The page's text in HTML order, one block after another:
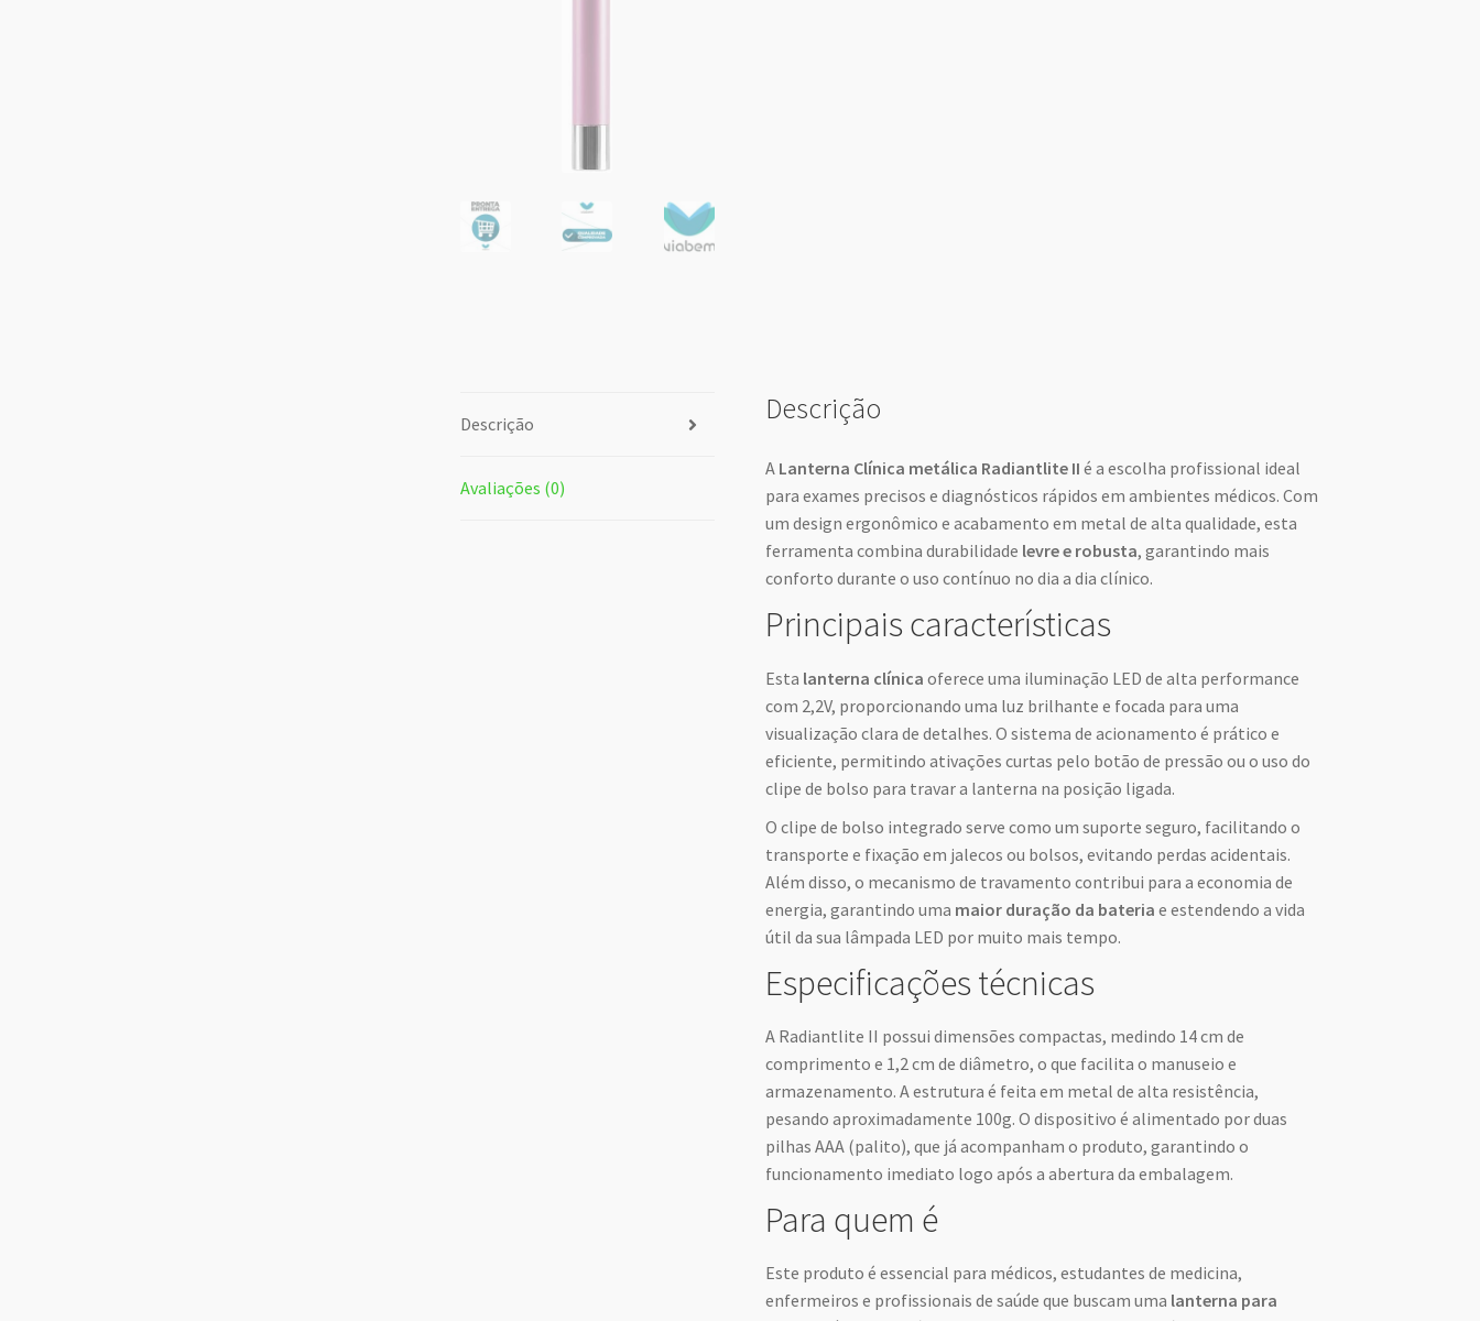
Descrição
Avaliações (0)
Descrição
A Lanterna Clínica metálica Radiantlite II é a escolha profissional ideal
para exames precisos e diagnósticos rápidos em ambientes médicos. Com
um design ergonômico e acabamento em metal de alta qualidade, esta
ferramenta combina durabilidade levre e robusta, garantindo mais
conforto durante o uso contínuo no dia a dia clínico.
Principais características
Esta lanterna clínicaoferece uma iluminação LED de alta performance
com 2,2V, proporcionando uma luz brilhante e focada para uma
visualização clara de detalhes. O sistema de acionamento é prático e
eficiente, permitindo ativações curtas pelo botão de pressão ou o uso do
clipe de bolso para travar a lanterna na posição ligada.
O clipe de bolso integrado serve como um suporte seguro, facilitando o
transporte e fixação em jalecos ou bolsos, evitando perdas acidentais.
Além disso, o mecanismo de travamento contribui para a economia de
energia, garantindo uma maior duração da bateria e estendendo a vida
útil da sua lâmpada LED por muito mais tempo.
Especificações técnicas
A Radiantlite II possui dimensões compactas, medindo 14 cm de
comprimento e 1,2 cm de diâmetro, o que facilita o manuseio e
armazenamento. A estrutura é feita em metal de alta resistência,
pesando aproximadamente 100g. O dispositivo é alimentado por duas
pilhas AAA (palito), que já acompanham o produto, garantindo o
funcionamento imediato logo após a abertura da embalagem.
Para quem é
Este produto é essencial para médicos, estudantes de medicina,
enfermeiros e profissionais de saúde que buscam uma lanterna para